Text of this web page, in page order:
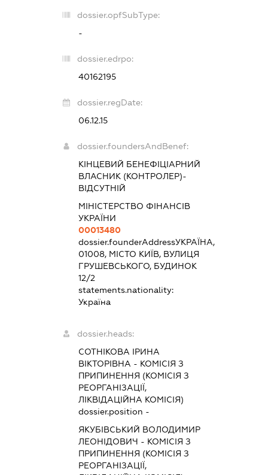
dossier.opfSubType:
-
dossier.edrpo:
40162195
dossier.regDate:
06.12.15
dossier.foundersAndBenef:
КІНЦЕВИЙ БЕНЕФІЦІАРНИЙ
ВЛАСНИК (КОНТРОЛЕР)-
ВІДСУТНІЙ
МІНІСТЕРСТВО ФІНАНСІВ
УКРАЇНИ
00013480
dossier.founderAddressУКРАЇНА,
01008, МІСТО КИЇВ, ВУЛИЦЯ
ГРУШЕВСЬКОГО, БУДИНОК
12/2
statements.nationality:
Україна
dossier.heads:
СОТНІКОВА ІРИНА
ВІКТОРІВНА - КОМІСІЯ З
ПРИПИНЕННЯ (КОМІСІЯ З
РЕОРГАНІЗАЦІЇ,
ЛІКВІДАЦІЙНА КОМІСІЯ)
dossier.position -
ЯКУБІВСЬКИЙ ВОЛОДИМИР
ЛЕОНІДОВИЧ - КОМІСІЯ З
ПРИПИНЕННЯ (КОМІСІЯ З
РЕОРГАНІЗАЦІЇ,